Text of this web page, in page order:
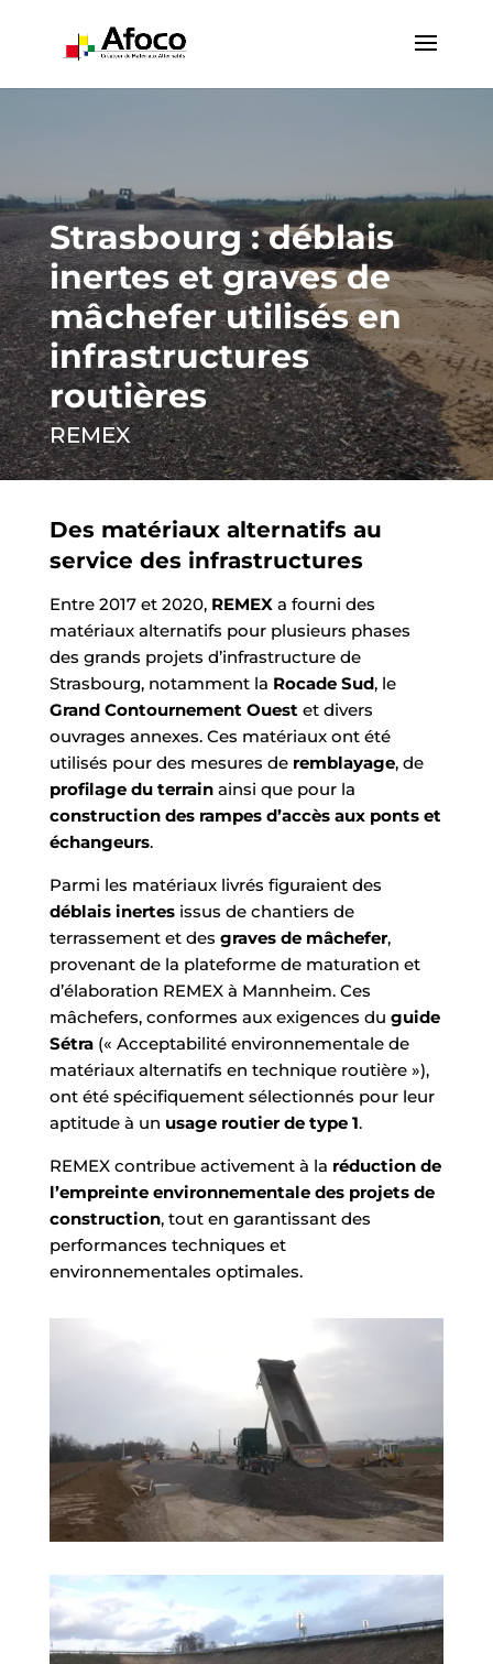
Strasbourg : déblais
inertes et graves de
mâchefer utilisés en
infrastructures
routières
REMEX
Des matériaux alternatifs au
service des infrastructures
Entre 2017 et 2020, REMEXa fourni des
matériaux alternatifs pour plusieurs phases
des grands projets d’infrastructure de
Strasbourg, notamment la Rocade Sud, le
Grand Contournement Ouestet divers
ouvrages annexes. Ces matériaux ont été
utilisés pour des mesures de remblayage, de
profilage du terrainainsi que pour la
construction des rampes d’accès aux ponts et
échangeurs.
Parmi les matériaux livrés figuraient des
déblais inertesissus de chantiers de
terrassement et des graves de mâchefer,
provenant de la plateforme de maturation et
d’élaboration REMEX à Mannheim. Ces
mâchefers, conformes aux exigences du guide
Sétra (« Acceptabilité environnementale de
matériaux alternatifs en technique routière »),
ont été spécifiquement sélectionnés pour leur
aptitude à un usage routier de type 1.
REMEX contribue activement à la réduction de
l’empreinte environnementale des projets de
construction, tout en garantissant des
performances techniques et
environnementales optimales.